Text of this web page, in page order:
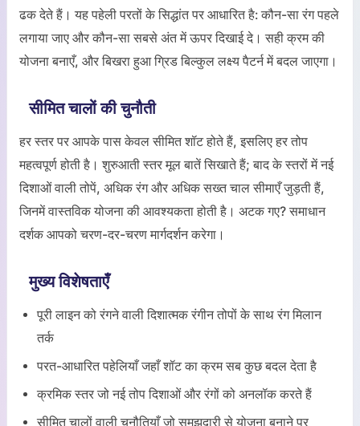
ढक देते हैं। यह पहेली परतों के सिद्धांत पर आधारित है: कौन-सा रंग पहले
लगाया जाए और कौन-सा सबसे अंत में ऊपर दिखाई दे। सही क्रम की
योजना बनाएँ, और बिखरा हुआ ग्रिड बिल्कुल लक्ष्य पैटर्न में बदल जाएगा।
सीमित चालों की चुनौती
हर स्तर पर आपके पास केवल सीमित शॉट होते हैं, इसलिए हर तोप
महत्वपूर्ण होती है। शुरुआती स्तर मूल बातें सिखाते हैं; बाद के स्तरों में नई
दिशाओं वाली तोपें, अधिक रंग और अधिक सख्त चाल सीमाएँ जुड़ती हैं,
जिनमें वास्तविक योजना की आवश्यकता होती है। अटक गए? समाधान
दर्शक आपको चरण-दर-चरण मार्गदर्शन करेगा।
मुख्य विशेषताएँ
पूरी लाइन को रंगने वाली दिशात्मक रंगीन तोपों के साथ रंग मिलान
तर्क
परत-आधारित पहेलियाँ जहाँ शॉट का क्रम सब कुछ बदल देता है
क्रमिक स्तर जो नई तोप दिशाओं और रंगों को अनलॉक करते हैं
सीमित चालों वाली चुनौतियाँ जो समझदारी से योजना बनाने पर